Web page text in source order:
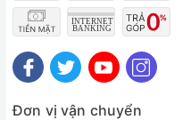
Đơn vị vận chuyển